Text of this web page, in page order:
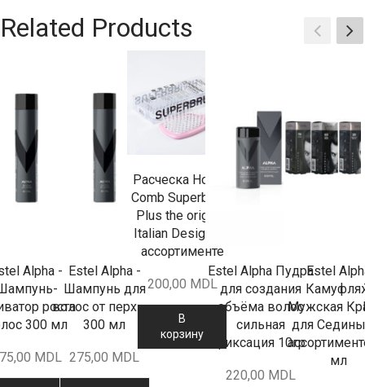
Related Products
Alpha -
роста
300 мл
MDL
Estel Alpha -
Шампунь для
волос от перхоти
300 мл
275,00 MDL
Расческа Hollow
Comb Superbrush
Plus the original
Italian Design - в
ассортименте
200,00 MDL
В
корзину
Estel Alpha Пудра
для создания
объёма волос
сильная
фиксация 10гр
220,00 MDL
Estel
Мужская
для
мл